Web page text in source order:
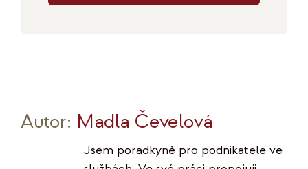
Autor: Madla Čevelová
Jsem poradkyně pro podnikatele ve